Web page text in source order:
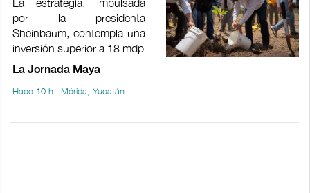
por la presidenta
Sheinbaum, contempla una
inversión superior a 18 mdp
La Jornada Maya
Hace 10 h | Mérida, Yucatán